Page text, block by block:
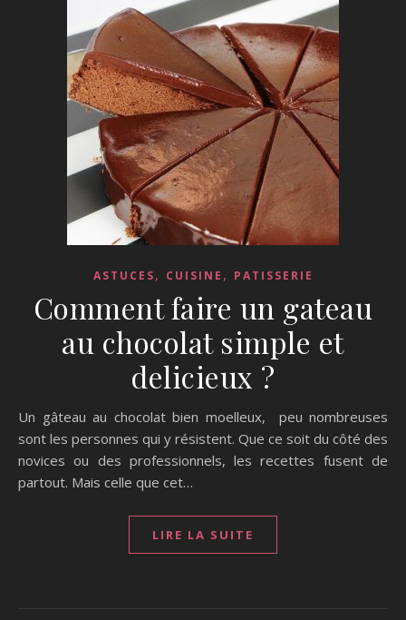
ASTUCES, CUISINE , PATISSERIE
Comment faire un gateau
au chocolat simple et
delicieux ?
Un gâteau au chocolat bien moelleux, peu nombreuses
sont les personnes qui y résistent. Que ce soit du côté des
novices ou des professionnels, les recettes fusent de
partout. Mais celle que cet…
LIRE LA SUITE